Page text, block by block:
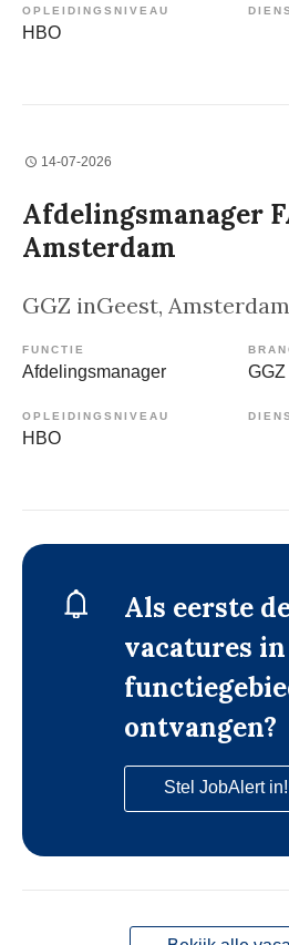
OPLEIDINGSNIVEAU
HBO
14-07-2026
Afdelingsmanager
Amsterdam
GGZ inGeest, Amsterdam
FUNCTIE
Afdelingsmanager GGZ
OPLEIDINGSNIVEAU
HBO
Als eerste
vacatures
ontvangen?
Stel JobAlert in!